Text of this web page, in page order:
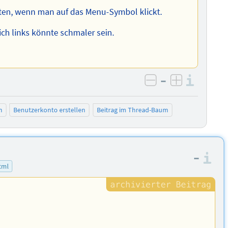
wenn man auf das Menu-Symbol klickt.
links könnte schmaler sein.
negativ bewerten
– positiv
Benutzerkonto erstellen Beitrag im Thread-Baum
–